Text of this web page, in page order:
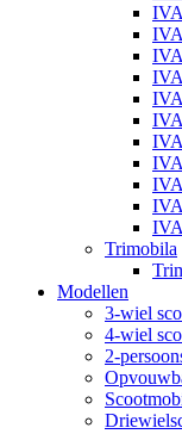
Trimobila
Modellen
3-wiel
4-wiel
2-